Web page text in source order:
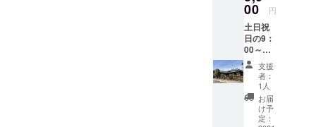
す。 ご
来店い
ただい
た際
に、ヨ
リドコ
ロから
のメー
ルをお
見せく
ださ
00 円
土日祝
日の9：
00～
12：00
まで、
ヨリド
コロの
板間3部
屋をお
支援
者：
1人
お届
け予
定：